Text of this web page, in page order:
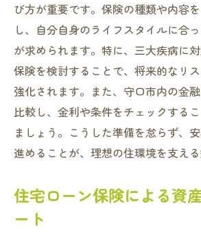
び方が重要です。保険の種類や内容
し、自分自身のライフスタイルに合
が求められます。特に、三大疾病に
保険を検討することで、将来的なリ
強化されます。また、守口市内の金
比較し、金利や条件をチェックする
ましょう。こうした準備を怠らず、
進めることが、理想の住環境を支える
住宅ローン保険による資
ート